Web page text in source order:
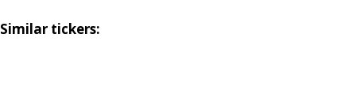
Similar tickers: